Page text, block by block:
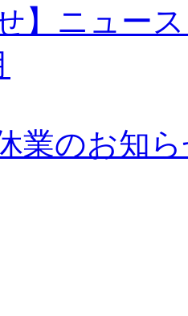
】ニュー
業のお知